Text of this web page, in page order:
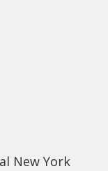
New York